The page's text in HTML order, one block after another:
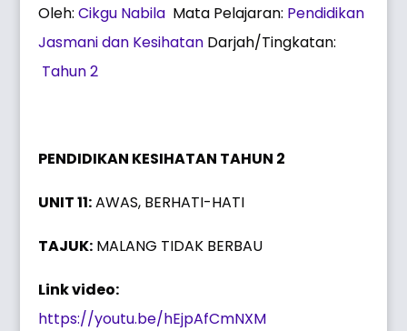
Oleh:Cikgu Nabila Mata Pelajaran: Pendidikan
Jasmani dan Kesihatan Darjah/Tingkatan:
Tahun 2
PENDIDIKAN KESIHATAN TAHUN 2
UNIT 11:AWAS, BERHATI-HATI
TAJUK: MALANG TIDAK BERBAU
Link video:
https://youtu.be/hEjpAfCmNXM